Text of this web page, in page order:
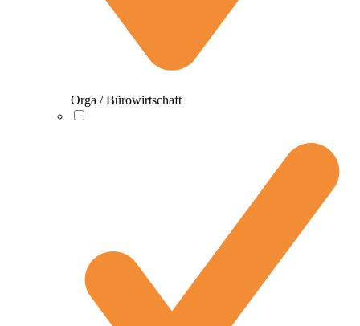
Orga / Bürowirtschaft